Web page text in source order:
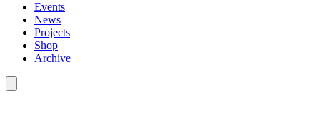
Events
News
Projects
Shop
Archive